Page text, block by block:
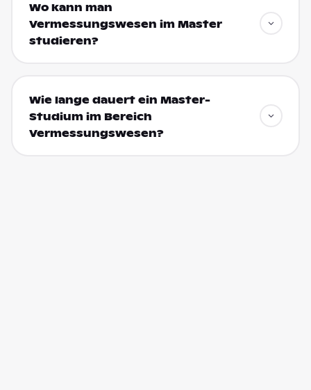
Wo kann man
Vermessungswesen im Master
studieren?
Wie lange dauert ein Master-
Studium im Bereich
Vermessungswesen?